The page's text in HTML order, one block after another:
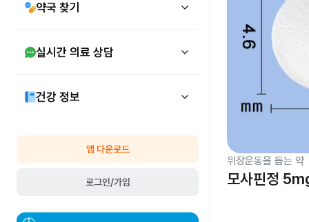
약국 찾기
실시간 의료 상담
건강 정보
앱 다운로드
로그인/가입
위장운동을 돕는 약
모사핀정